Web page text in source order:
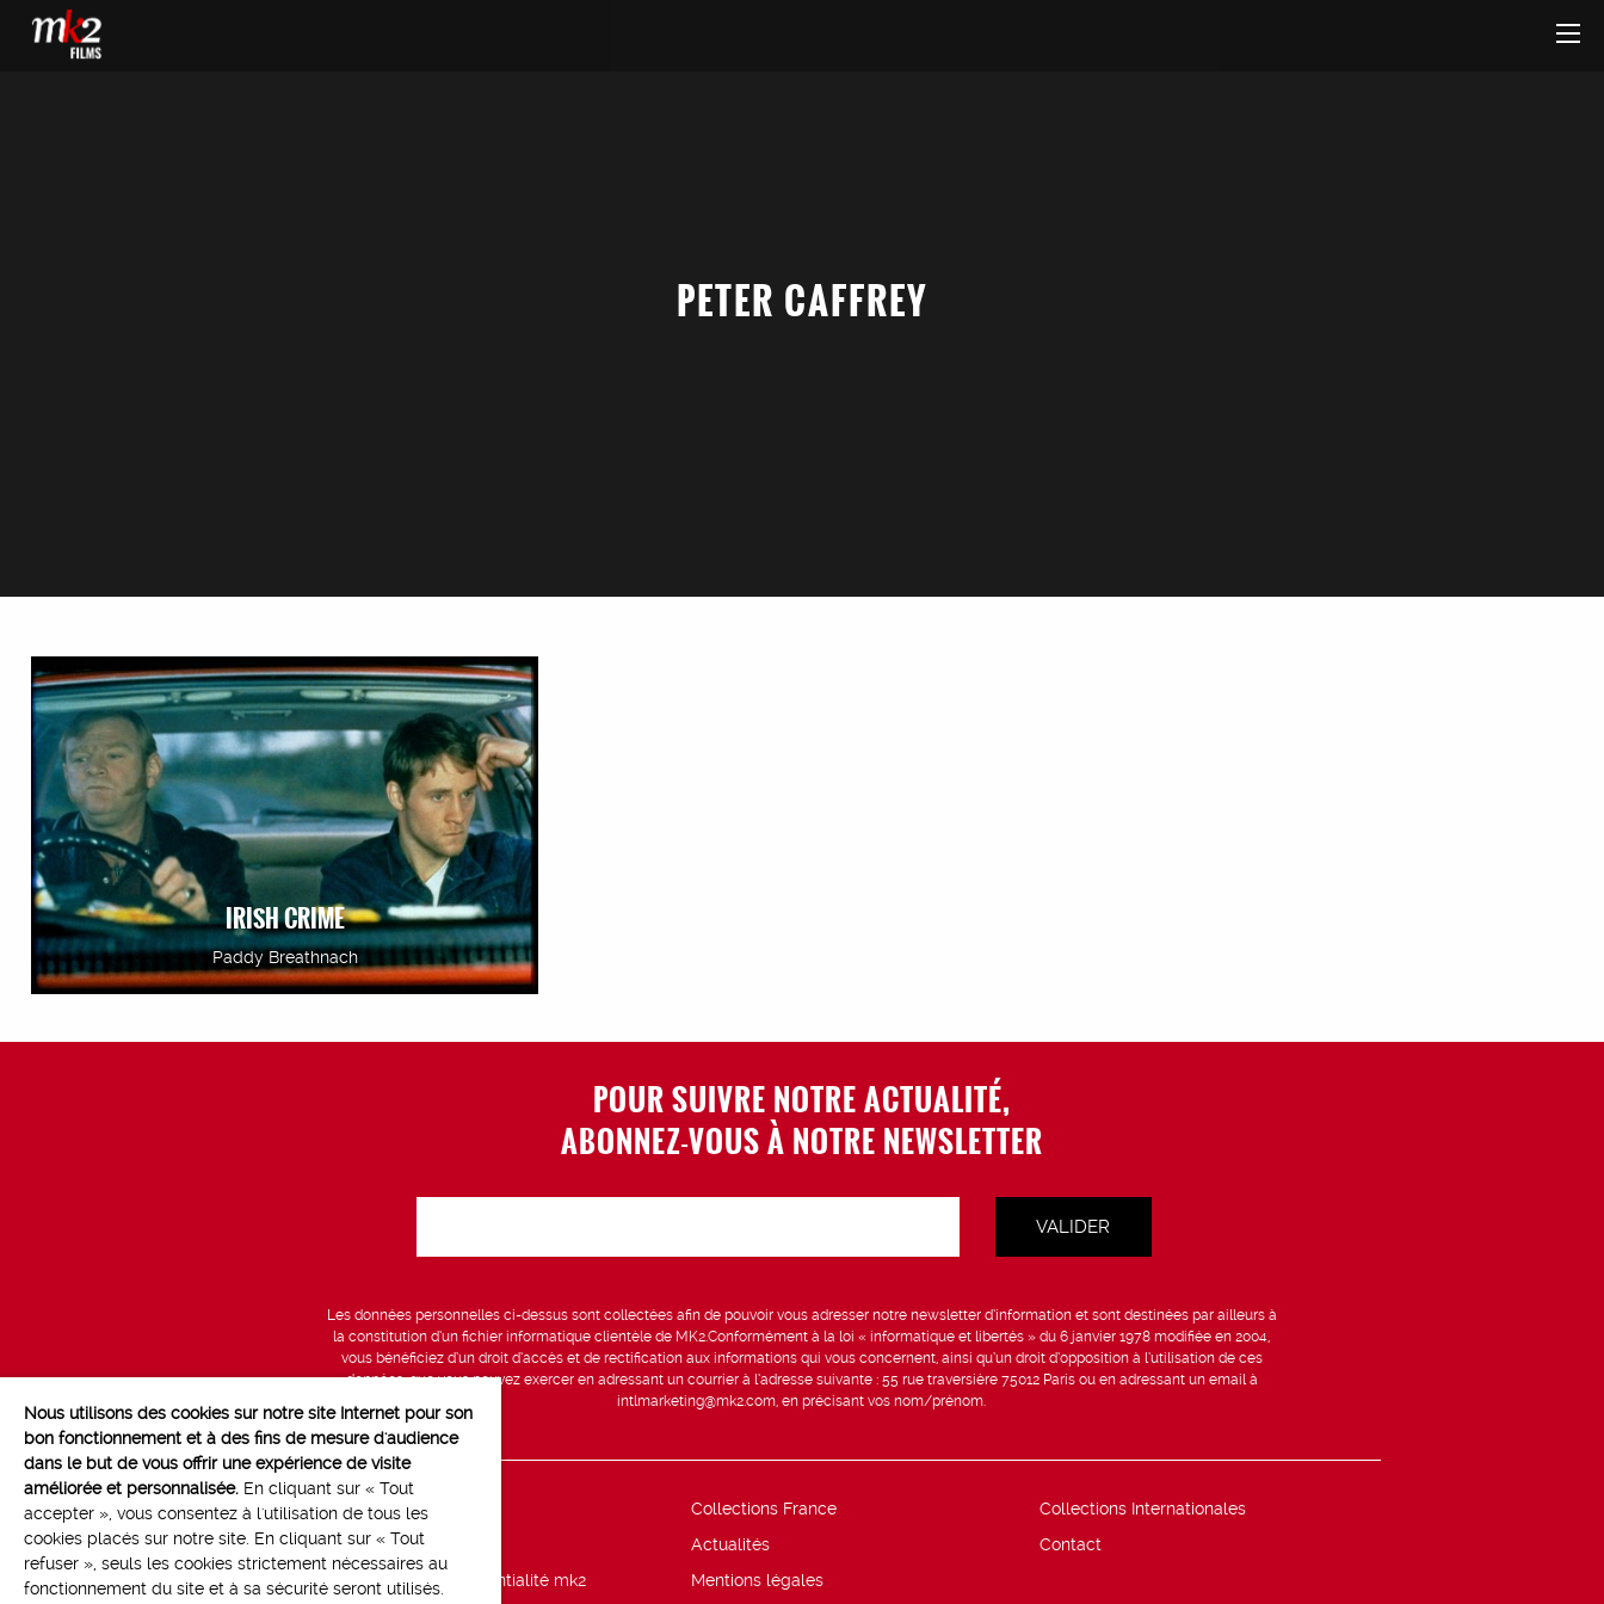
PETER CAFFREY
IRISH CRIME
Paddy Breathnach
POUR SUIVRE NOTRE ACTUALITÉ,
ABONNEZ-VOUS À NOTRE NEWSLETTER
Les données personnelles ci-dessus sont collectées afin de pouvoir vous adresser notre newsletter d’information et sont destinées par ailleurs à
la constitution d’un fichier informatique clientèle de MK2.Conformément à la loi « informatique et libertés » du 6 janvier 1978 modifiée en 2004,
vous bénéficiez d’un droit d’accès et de rectification aux informations qui vous concernent, ainsi qu’un droit d’opposition à l’utilisation de ces
données, que vous pouvez exercer en adressant un courrier à l’adresse suivante : 55 rue traversière 75012 Paris ou en adressant un email à
intlmarketing@mk2.com, en précisant vos nom/prénom.
Line up Collections France
Collections Internationales
Marchés
Actualités
Contact
Politique de confidentialité mk2
Mentions légales
Nous utilisons des cookies sur notre site Internet pour son
bon fonctionnement et à des fins de mesure d'audience
dans le but de vous offrir une expérience de visite
améliorée et personnalisée. En cliquant sur « Tout
accepter », vous consentez à l'utilisation de tous les
cookies placés sur notre site. En cliquant sur « Tout
refuser », seuls les cookies strictement nécessaires au
fonctionnement du site et à sa sécurité seront utilisés.